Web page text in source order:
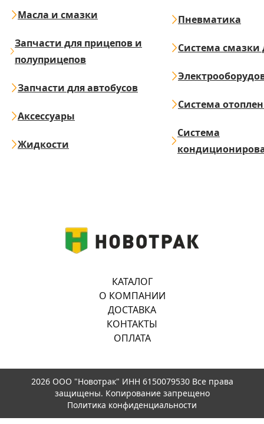
Масла и смазки
Запчасти для прицепов и
полуприцепов
Запчасти для автобусов
Аксессуары
Жидкости
Пневматика
Система смазки
Система
Система
КАТАЛОГ
О КОМПАНИИ
ДОСТАВКА
КОНТАКТЫ
ОПЛАТА
2026 ООО "Новотрак" ИНН 6150079530 Все права
защищены. Копирование запрещено
Политика конфиденциальности